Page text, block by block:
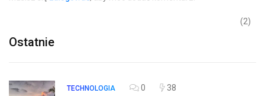
Ostatnie
TECHNOLOGIA 0
38
(2)